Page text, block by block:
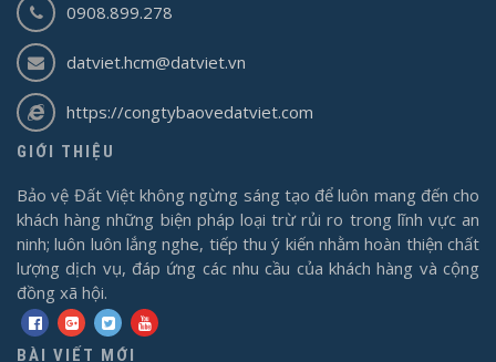
0908.899.278
datviet.hcm@datviet.vn
https://congtybaovedatviet.com
GIỚI THIỆU
Bảo vệ Đất Việt không ngừng sáng tạo để luôn mang đến cho
khách hàng những biện pháp loại trừ rủi ro trong lĩnh vực an
ninh; luôn luôn lắng nghe, tiếp thu ý kiến nhằm hoàn thiện chất
lượng dịch vụ, đáp ứng các nhu cầu của khách hàng và cộng
đồng xã hội.
BÀI VIẾT MỚI